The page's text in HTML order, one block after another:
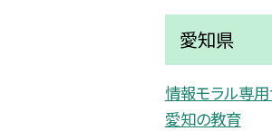
愛知県
情報モラル専
愛知の教育